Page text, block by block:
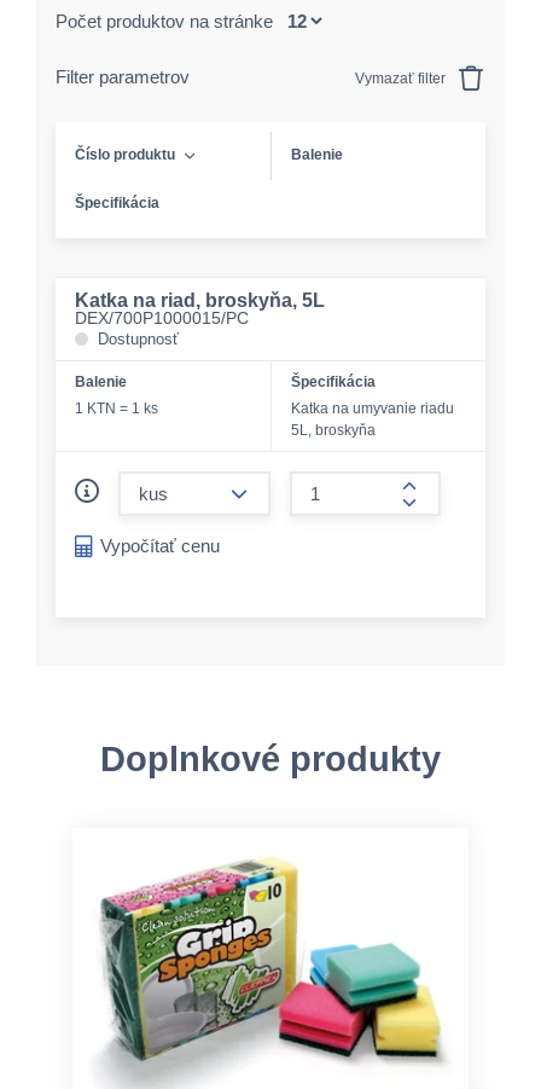
Počet produktov na stránke
Filter parametrov Vymazať filter
Číslo produktu Balenie
Špecifikácia
Katka na riad, broskyňa, 5L
DEX/700P1000015/PC
Dostupnosť
Balenie
1 KTN = 1 ks
Špecifikácia
Katka na umyvanie riadu
5L, broskyňa
form.increase-
Vypočítať cenu
Doplnkové produkty